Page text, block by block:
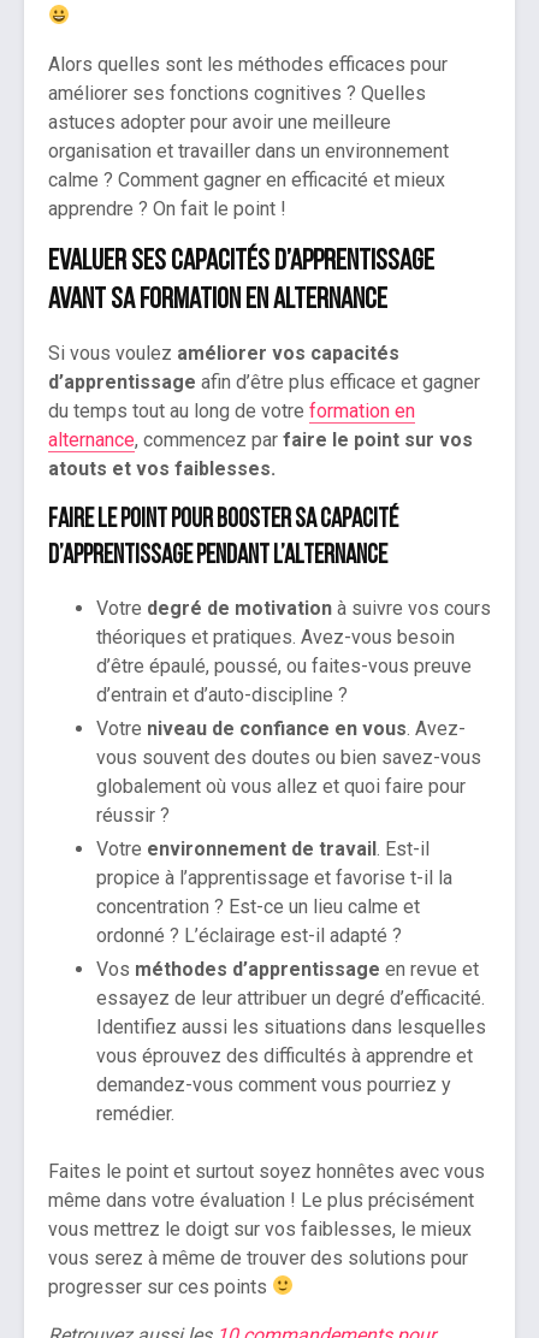
Alors quelles sont les méthodes efficaces pour
améliorer ses fonctions cognitives ? Quelles
astuces adopter pour avoir une meilleure
organisation et travailler dans un environnement
calme ? Comment gagner en efficacité et mieux
apprendre ? On fait le point !
Evaluer ses capacités d’apprentissage
avant sa formation en alternance
Si vous voulez améliorer vos capacités
d’apprentissage afin d’être plus efficace et gagner
du temps tout au long de votre formation en
alternance, commencez par faire le point sur vos
atouts et vos faiblesses.
Faire le point pour booster sa capacité
d’apprentissage pendant l’alternance
Votre degré de motivation à suivre vos cours
théoriques et pratiques. Avez-vous besoin
d’être épaulé, poussé, ou faites-vous preuve
d’entrain et d’auto-discipline ?
Votre niveau de confiance en vous . Avez-
vous souvent des doutes ou bien savez-vous
globalement où vous allez et quoi faire pour
réussir ?
Votre environnement de travail . Est-il
propice à l’apprentissage et favorise t-il la
concentration ? Est-ce un lieu calme et
ordonné ? L’éclairage est-il adapté ?
Vos méthodes d’apprentissage en revue et
essayez de leur attribuer un degré d’efficacité.
Identifiez aussi les situations dans lesquelles
vous éprouvez des difficultés à apprendre et
demandez-vous comment vous pourriez y
remédier.
Faites le point et surtout soyez honnêtes avec vous
même dans votre évaluation ! Le plus précisément
vous mettrez le doigt sur vos faiblesses, le mieux
vous serez à même de trouver des solutions pour
progresser sur ces points